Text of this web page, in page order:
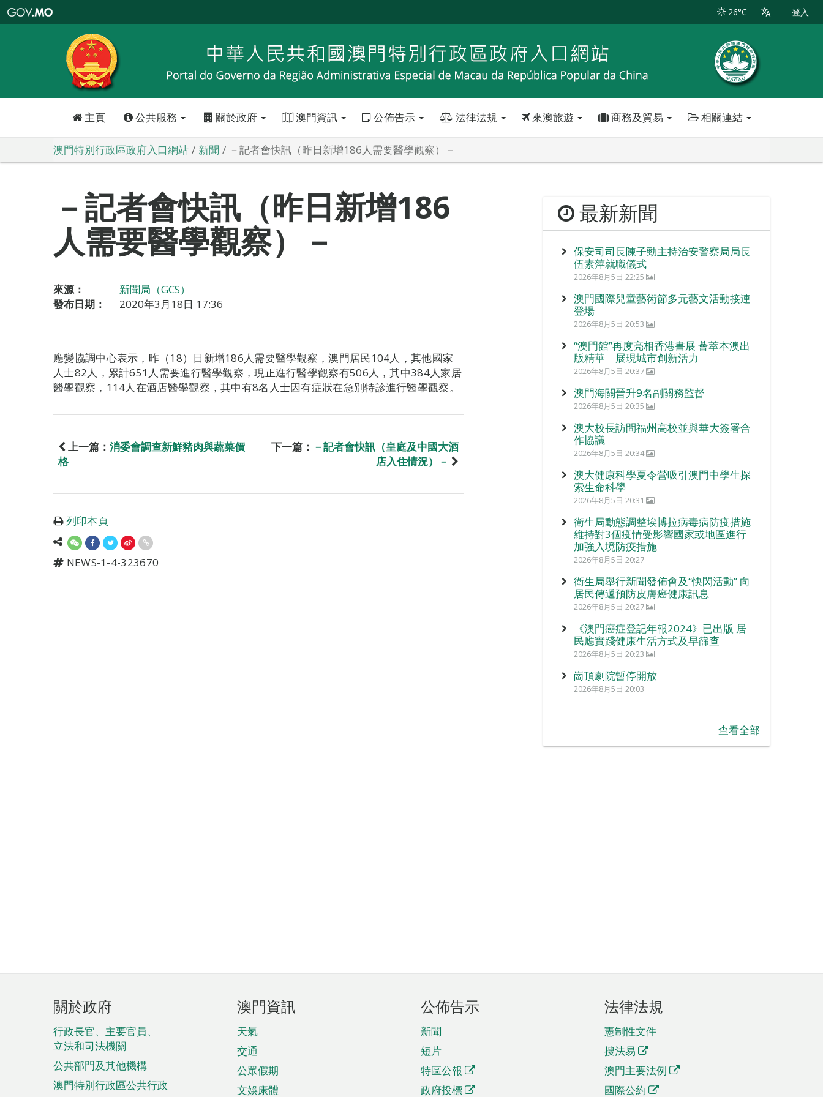
特
政
區
政
口
26°C 登入
主頁 公共服務 關於政府 澳門資訊 公佈告示 法律法規 來澳旅遊 商務及貿易 相關連結
澳門特別行政區政府入口網站 新聞 －記者會快訊（昨日新增186人需要醫學觀察）－
－記者會快訊（昨日新增186
人需要醫學觀察）－
來源：
新聞局（GCS）
發布日期：
2020年3月18日 17:36
應變協調中心表示，昨（18）日新增186人需要醫學觀察，澳門居民104人，其他國家
人士82人，累計651人需要進行醫學觀察，現正進行醫學觀察有506人，其中384人家居
醫學觀察，114人在酒店醫學觀察，其中有8名人士因有症狀在急別特診進行醫學觀察。
上一篇： 消委會調查新鮮豬肉與蔬菜價
格
下一篇： －記者會快訊（皇庭及中國大酒
店入住情況）－
列印本頁
NEWS-1-4-323670
最新新聞
保安司司長陳子勁主持治安警察局局長
伍素萍就職儀式
2026年8月5日 22:25
澳門國際兒童藝術節多元藝文活動接連
登場
2026年8月5日 20:53
“澳門館”再度亮相香港書展 薈萃本澳出
版精華 展現城市創新活力
2026年8月5日 20:37
澳門海關晉升9名副關務監督
2026年8月5日 20:35
澳大校長訪問福州高校並與華大簽署合
作協議
2026年8月5日 20:34
澳大健康科學夏令營吸引澳門中學生探
索生命科學
2026年8月5日 20:31
衛生局動態調整埃博拉病毒病防疫措施
維持對3個疫情受影響國家或地區進行
加強入境防疫措施
2026年8月5日 20:27
衛生局舉行新聞發佈會及“快閃活動” 向
居民傳遞預防皮膚癌健康訊息
2026年8月5日 20:27
《澳門癌症登記年報2024》已出版 居
民應實踐健康生活方式及早篩查
2026年8月5日 20:23
崗頂劇院暫停開放
2026年8月5日 20:03
查看全部
頁
腳
菜
單
關於政府
行政長官、主要官員、
立法和司法機關
公共部門及其他機構
澳門特別行政區公共行政
澳門資訊
天氣
交通
公眾假期
文娛康體
公佈告示
新聞
短片
特區公報
政府投標
法律法規
憲制性文件
搜法易
澳門主要法例
國際公約